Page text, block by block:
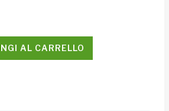
AL CARRELLO